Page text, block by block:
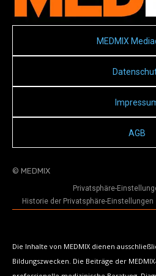
MEDMIX
AGB
© MEDMIX
Privatsphäre-
Historie der Privatsphäre-Einstellungen
Die Inhalte von MEDMIX dienen
Bildungszwecken. Die Beiträge der